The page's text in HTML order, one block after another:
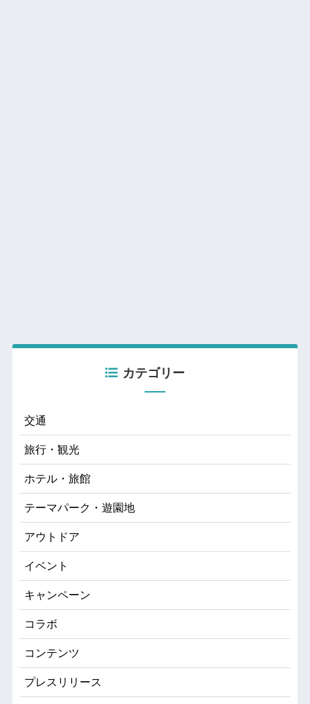
カテゴリー
交通
旅行・観光
ホテル・旅館
テーマパーク・遊園地
アウトドア
イベント
キャンペーン
コラボ
コンテンツ
プレスリリース